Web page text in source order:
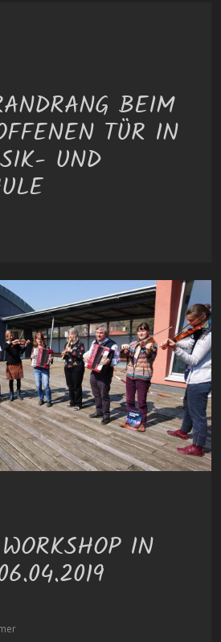
BEIM T
TÜR IN J
UND K
IN